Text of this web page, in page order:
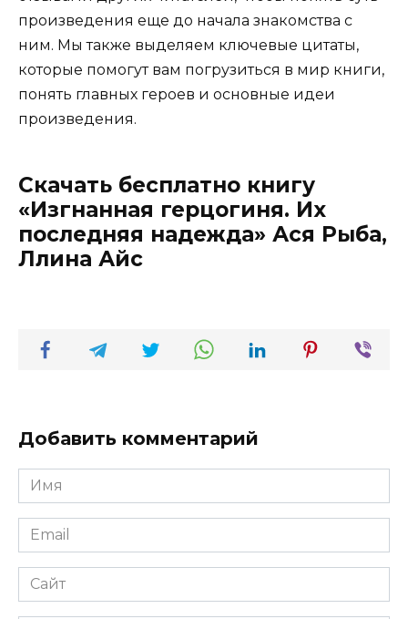
произведения еще до начала знакомства с
ним. Мы также выделяем ключевые цитаты,
которые помогут вам погрузиться в мир книги,
понять главных героев и основные идеи
произведения.
Скачать бесплатно книгу
«Изгнанная герцогиня. Их
последняя надежда» Ася Рыба,
Ллина Айс
Добавить комментарий
Имя
*
Email
*
Сайт